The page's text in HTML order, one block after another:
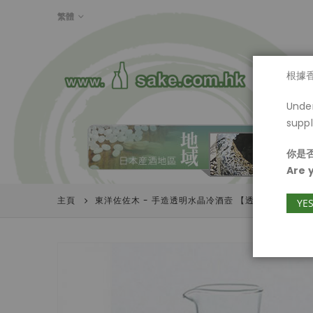
LANGUAGE
繁體
主頁 東洋佐佐木 - 手造透明水晶冷酒壼 【透明德利】
根據
你是
Are